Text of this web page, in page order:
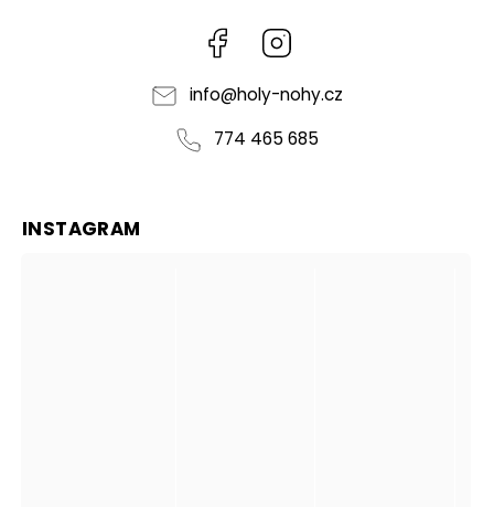
Facebook
info@holy-nohy.cz
774 465 685
INSTAGRAM